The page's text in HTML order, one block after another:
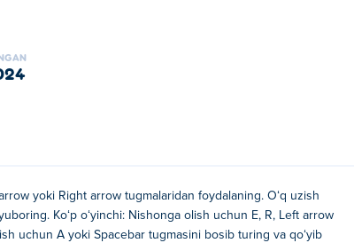
oʻyinlari larimizdan biridir.
yoki Right arrow tugmalaridan foydalaning. Oʻq uzish
Koʻp oʻyinchi: Nishonga olish uchun E, R, Left arrow
uchun A yoki Spacebar tugmasini bosib turing va qoʻyib